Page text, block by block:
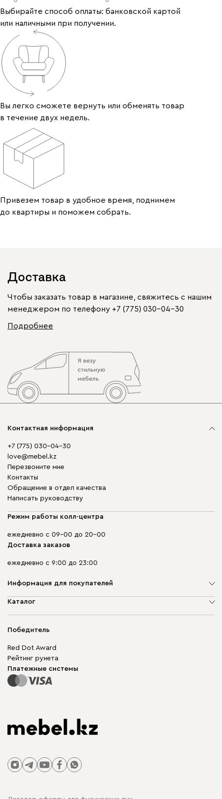
Выбирайте способ оплаты: банковской картой
или наличными при получении.
Вы легко сможете вернуть или обменять товар
в течение двух недель.
Привезем товар в удобное время, поднимем
до квартиры и поможем собрать.
Доставка
Чтобы заказать товар в магазине, свяжитесь с нашим
менеджером по телефону +7 (775) 030-04-30
Подробнее
Контактная информация
+7 (775) 030-04-30
love@mebel.kz
Перезвоните мне
Контакты
Обращение в отдел качества
Написать руководству
Режим работы колл-центра
ежедневно с 09-00 до 20-00
Доставка заказов
ежедневно с 9:00 до 23:00
Информация для покупателей
О компании
Гарантия
Для бизнеса
Карта сайта
Каталог
Корпусная мебель
Модульная мебель
Столы и стулья
Победитель
Red Dot Award
Рейтинг рунета
Платежные системы